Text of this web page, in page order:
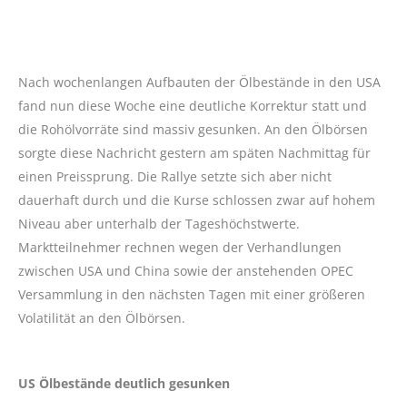
Nach wochenlangen Aufbauten der Ölbestände in den USA
fand nun diese Woche eine deutliche Korrektur statt und
die Rohölvorräte sind massiv gesunken. An den Ölbörsen
sorgte diese Nachricht gestern am späten Nachmittag für
einen Preissprung. Die Rallye setzte sich aber nicht
dauerhaft durch und die Kurse schlossen zwar auf hohem
Niveau aber unterhalb der Tageshöchstwerte.
Marktteilnehmer rechnen wegen der Verhandlungen
zwischen USA und China sowie der anstehenden OPEC
Versammlung in den nächsten Tagen mit einer größeren
Volatilität an den Ölbörsen.
US Ölbestände deutlich gesunken